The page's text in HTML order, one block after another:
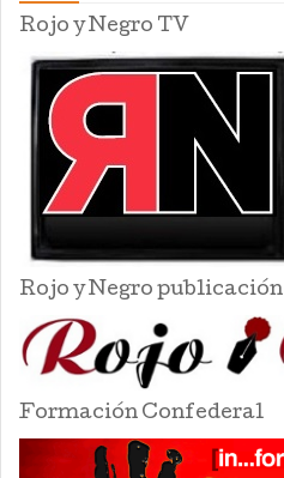
Rojo y Negro TV
Rojo y Negro publicación
Formación Confederal